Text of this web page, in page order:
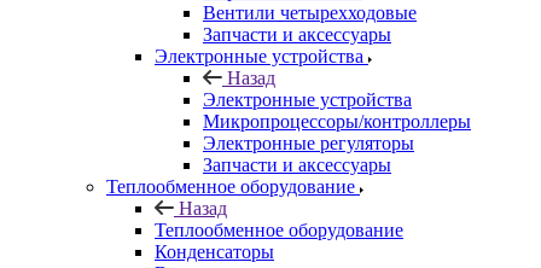
Вентили четырехходовые
Запчасти и аксессуары
Электронные устройства
Назад
Электронные устройства
Микропроцессоры/контроллеры
Электронные регуляторы
Запчасти и аксессуары
Теплообменное оборудование
Назад
Теплообменное оборудование
Конденсаторы